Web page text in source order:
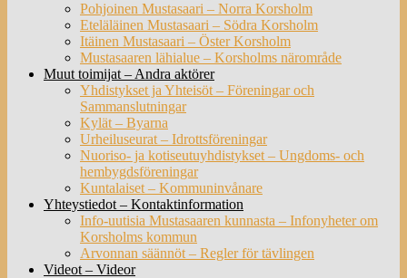
Pohjoinen Mustasaari – Norra Korsholm
Eteläläinen Mustasaari – Södra Korsholm
Itäinen Mustasaari – Öster Korsholm
Mustasaaren lähialue – Korsholms närområde
Muut toimijat – Andra aktörer
Yhdistykset ja Yhteisöt – Föreningar och
Sammanslutningar
Kylät – Byarna
Urheiluseurat – Idrottsföreningar
Nuoriso- ja kotiseutuyhdistykset – Ungdoms- och
hembygdsföreningar
Kuntalaiset – Kommuninvånare
Yhteystiedot – Kontaktinformation
Info-uutisia Mustasaaren kunnasta – Infonyheter om
Korsholms kommun
Arvonnan säännöt – Regler för tävlingen
Videot – Videor